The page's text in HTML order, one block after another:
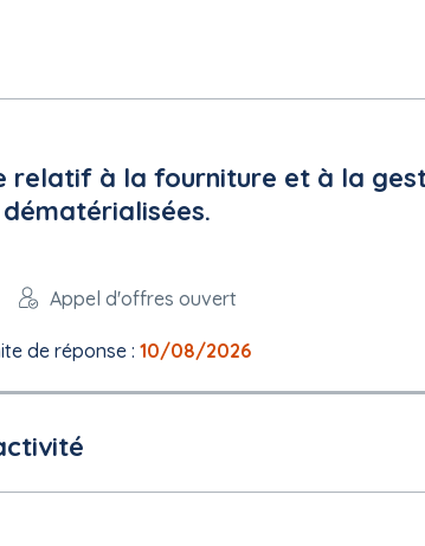
:
remis par voie dématérialisée.
relatif à la fourniture et à la
Appel d'offres ouvert
de réponse : 10/08/2026